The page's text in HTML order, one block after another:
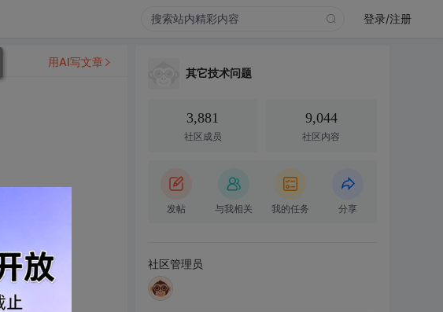
登录/注册
用AI写文章
其它技术问题
3,881
社区成员
9,044
社区内容
发帖 与我相关 我的任务 分享
社区管理员